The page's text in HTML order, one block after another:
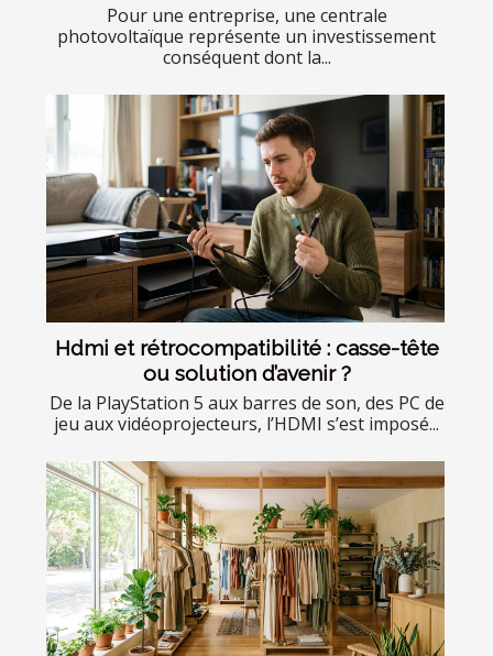
Pour une entreprise, une centrale
photovoltaïque représente un investissement
conséquent dont la...
Hdmi et rétrocompatibilité : casse-tête
ou solution d’avenir ?
De la PlayStation 5 aux barres de son, des PC de
jeu aux vidéoprojecteurs, l’HDMI s’est imposé...